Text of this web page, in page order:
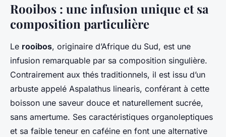
Rooibos : une infusion unique et sa
composition particulière
Le rooibos, originaire d’Afrique du Sud, est une
infusion remarquable par sa composition singulière.
Contrairement aux thés traditionnels, il est issu d’un
arbuste appelé Aspalathus linearis, conférant à cette
boisson une saveur douce et naturellement sucrée,
sans amertume. Ses caractéristiques organoleptiques
et sa faible teneur en caféine en font une alternative